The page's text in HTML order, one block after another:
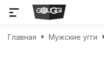
Главная Мужские угги